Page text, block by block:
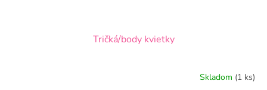
Tričká/body kvietky
Skladom (1 ks)